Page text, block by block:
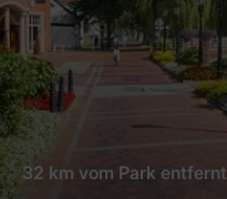
32 km vom Park entfernt